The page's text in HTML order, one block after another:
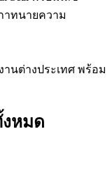
าทนายความ
นต่างประเทศ พร้อม
งหมด